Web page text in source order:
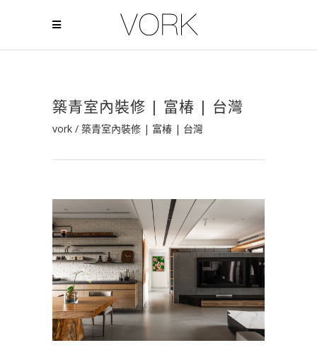
築青室內裝修 | 富椿 | 台灣
vork / 築青室內裝修 | 富椿 | 台灣